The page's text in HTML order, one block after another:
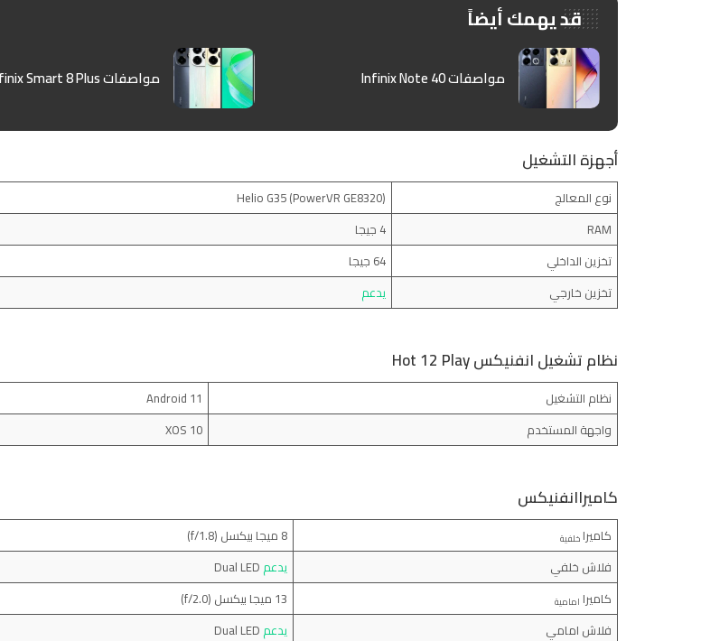
قد يهمك أيضاً
مواصفات Infinix Note 40 مواصفات Infinix Smart 8 Plus
أجهزة التشغيل
نوع المعالج
(Helio G35 (PowerVR GE8320
RAM
4 جيجا
تخزين الداخلي
64 جيجا
تخزين خارجي
يدعم
نظام تشغيل انفنيكس Hot 12 Play
نظام التشغيل
Android 11
واجهة المستخدم
XOS 10
كاميراانفنيكس
كاميراخلفية
8 ميجا بيكسل (f/1.8)
فلاش خلفي
يدعم
كاميرا امامية
13 ميجا بيكسل (f/2.0)
فلاش امامي
يدعم